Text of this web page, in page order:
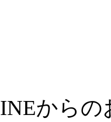
からの